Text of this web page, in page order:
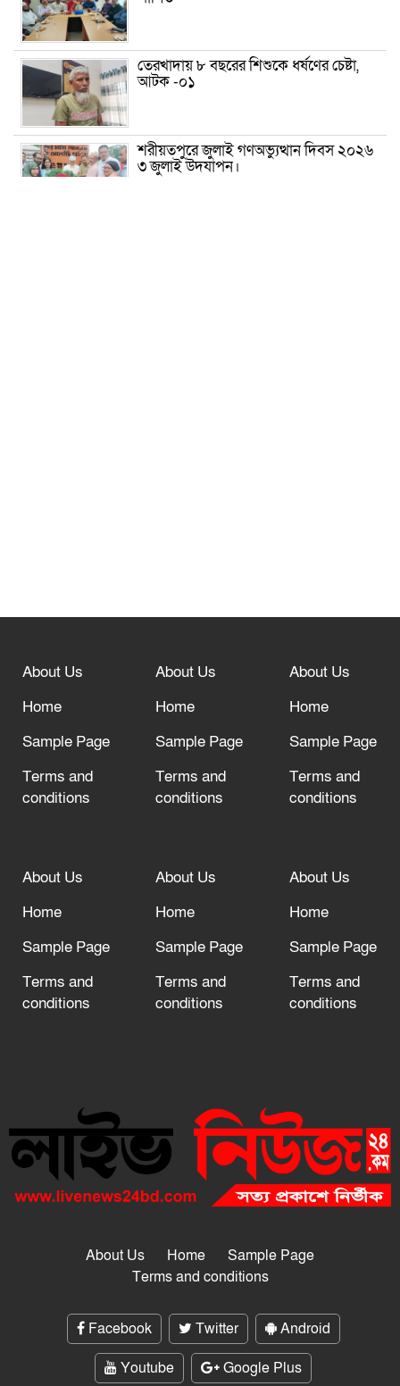
তেরখাদায় ৮ বছরের শিশুকে ধর্ষণের চেষ্টা,
আটক -০১
শরীয়তপুরে জুলাই গণঅভ্যুত্থান দিবস ২০২৬
৩ জুলাই উদযাপন।
“অসহযোগ” আন্দোলনের হুমকি
দরজা খোলা রেখেছেন
About Us
Home
Sample Page
Terms and
conditions
About Us
Home
Sample Page
Terms and
conditions
About Us
Home
Sample Page
Terms and
conditions
About Us
Home
Sample Page
Terms and
conditions
About Us
Home
Sample Page
Terms and
conditions
About Us
Home
Sample Page
Terms and
conditions
About Us Home
Sample Page
Terms and conditions
Facebook Twitter
Android
Youtube
Google Plus